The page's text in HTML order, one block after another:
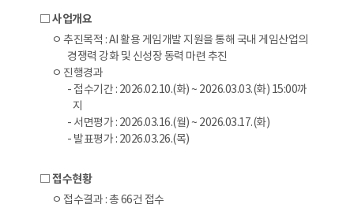
□ 사업개요
ㅇ 추진목적 : AI 활용 게임개발 지원을 통해 국내 게임산업의
경쟁력 강화 및 신성장 동력 마련 추진
ㅇ 진행경과
- 접수기간 : 2026.02.10.(화) ~ 2026.03.03.(화) 15:00까
지
- 서면평가 : 2026.03.16.(월) ~ 2026.03.17.(화)
- 발표평가 : 2026.03.26.(목)
□ 접수현황
ㅇ 접수결과 : 총 66건 접수